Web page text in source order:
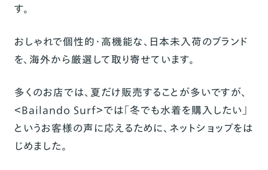
す。
おしゃれで個性的・高機能な、日本未入荷のブランド
を、海外から厳選して取り寄せています。
多くのお店では、夏だけ販売することが多いですが、
＜Bailando Surf＞では「冬でも水着を購入したい」
というお客様の声に応えるために、ネットショップをは
じめました。